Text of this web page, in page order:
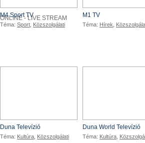
Népszerű Tévék és Rádiók, ÉLŐ
ONLINE - LIVE STREAM
M4 Sport TV
Téma: Sport Közszolgálati
M1 TV
Téma: Hírek
Duna Televízió
Téma: Kultúra Közszolgálati
Duna World Televízió
Téma: Kultúra